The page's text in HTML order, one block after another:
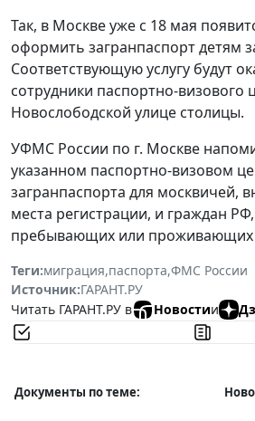
Так, в Москве уже с 18 мая
оформить загранпаспорт детям
Соответствующую услугу будут
сотрудники паспортно-визового
Новослободской улице столицы.
УФМС России по г. Москве
указанном паспортно-визовом
загранпаспорта для москвичей,
места регистрации, и граждан
пребывающих или проживающих
Теги:миграция,паспорта,ФМС России
Источник:ГАРАНТ.РУ
Читать ГАРАНТ.РУ в
Новостии
Документы по теме: